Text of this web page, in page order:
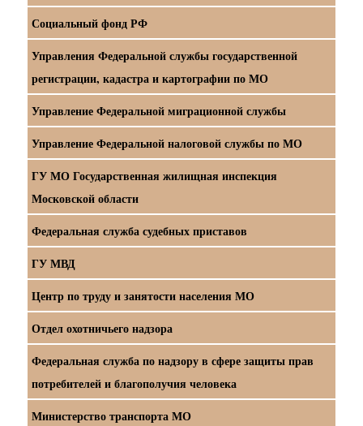
Социальный фонд РФ
Управления Федеральной службы государственной
регистрации, кадастра и картографии по МО
Управление Федеральной миграционной службы
Управление Федеральной налоговой службы по МО
ГУ МО Государственная жилищная инспекция
Московской области
Федеральная служба судебных приставов
ГУ МВД
Центр по труду и занятости населения МО
Отдел охотничьего надзора
Федеральная служба по надзору в сфере защиты прав
потребителей и благополучия человека
Министерство транспорта МО